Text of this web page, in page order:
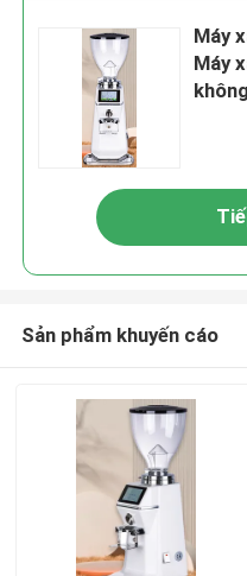
Máy
Máy
Sản phẩm khuyến cáo